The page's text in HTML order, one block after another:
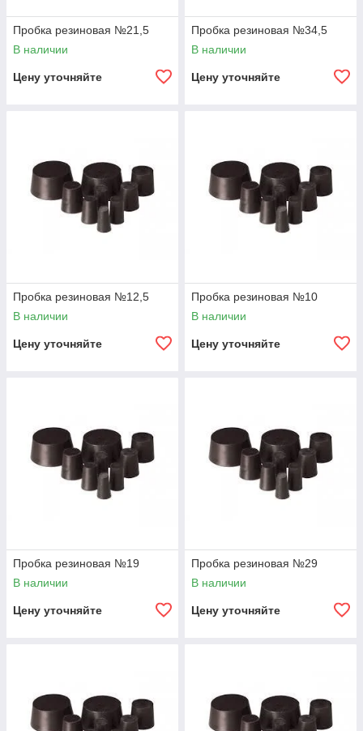
Пробка резиновая №21,5
В наличии
Цену уточняйте
Пробка резиновая №34,5
В наличии
Цену уточняйте
Пробка резиновая №12,5
В наличии
Цену уточняйте
Пробка резиновая №10
В наличии
Цену уточняйте
Пробка резиновая №19
В наличии
Цену уточняйте
Пробка резиновая №29
В наличии
Цену уточняйте